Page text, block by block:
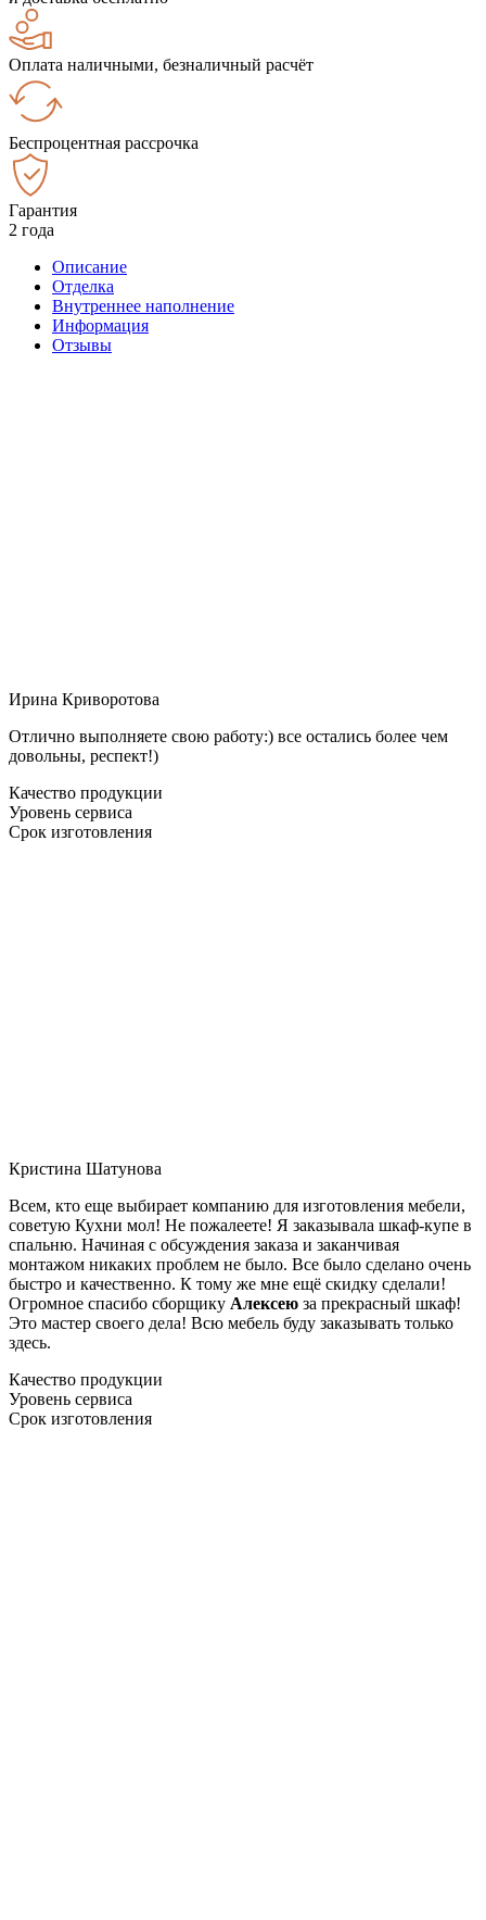
Оплата наличными, безналичный расчёт
Беспроцентная рассрочка
Гарантия
2 года
Описание
Отделка
Внутреннее наполнение
Информация
Отзывы
Ирина Криворотова
Отлично выполняете свою работу:) все остались более чем
довольны, респект!)
Качество продукции
Уровень сервиса
Срок изготовления
Кристина Шатунова
Всем, кто еще выбирает компанию для изготовления мебели,
советую Кухни мол! Не пожалеете! Я заказывала шкаф-купе в
спальню. Начиная с обсуждения заказа и заканчивая
монтажом никаких проблем не было. Все было сделано очень
быстро и качественно. К тому же мне ещё скидку сделали!
Огромное спасибо сборщику Алексею за прекрасный шкаф!
Это мастер своего дела! Всю мебель буду заказывать только
здесь.
Качество продукции
Уровень сервиса
Срок изготовления